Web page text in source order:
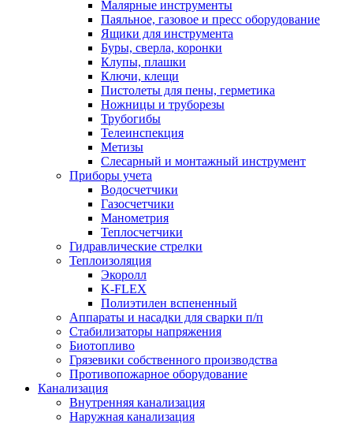
Малярные инструменты
Паяльное, газовое и пресс оборудование
Ящики для инструмента
Буры, сверла, коронки
Клупы, плашки
Ключи, клещи
Пистолеты для пены, герметика
Ножницы и труборезы
Трубогибы
Телеинспекция
Метизы
Слесарный и монтажный инструмент
Приборы учета
Водосчетчики
Газосчетчики
Манометрия
Теплосчетчики
Гидравлические стрелки
Теплоизоляция
Экоролл
K-FLEX
Полиэтилен вспененный
Аппараты и насадки для сварки п/п
Стабилизаторы напряжения
Биотопливо
Грязевики собственного производства
Противопожарное оборудование
Канализация
Внутренняя канализация
Наружная канализация